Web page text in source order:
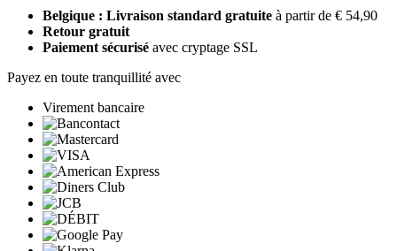
Belgique : Livraison standard gratuite à partir de € 54,90
Retour gratuit
Paiement sécurisé avec cryptage SSL
Payez en toute tranquillité avec
Virement bancaire